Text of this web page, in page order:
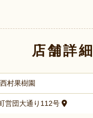
店舗詳細
村果樹園
営団大通り112号
『栗原果樹園』